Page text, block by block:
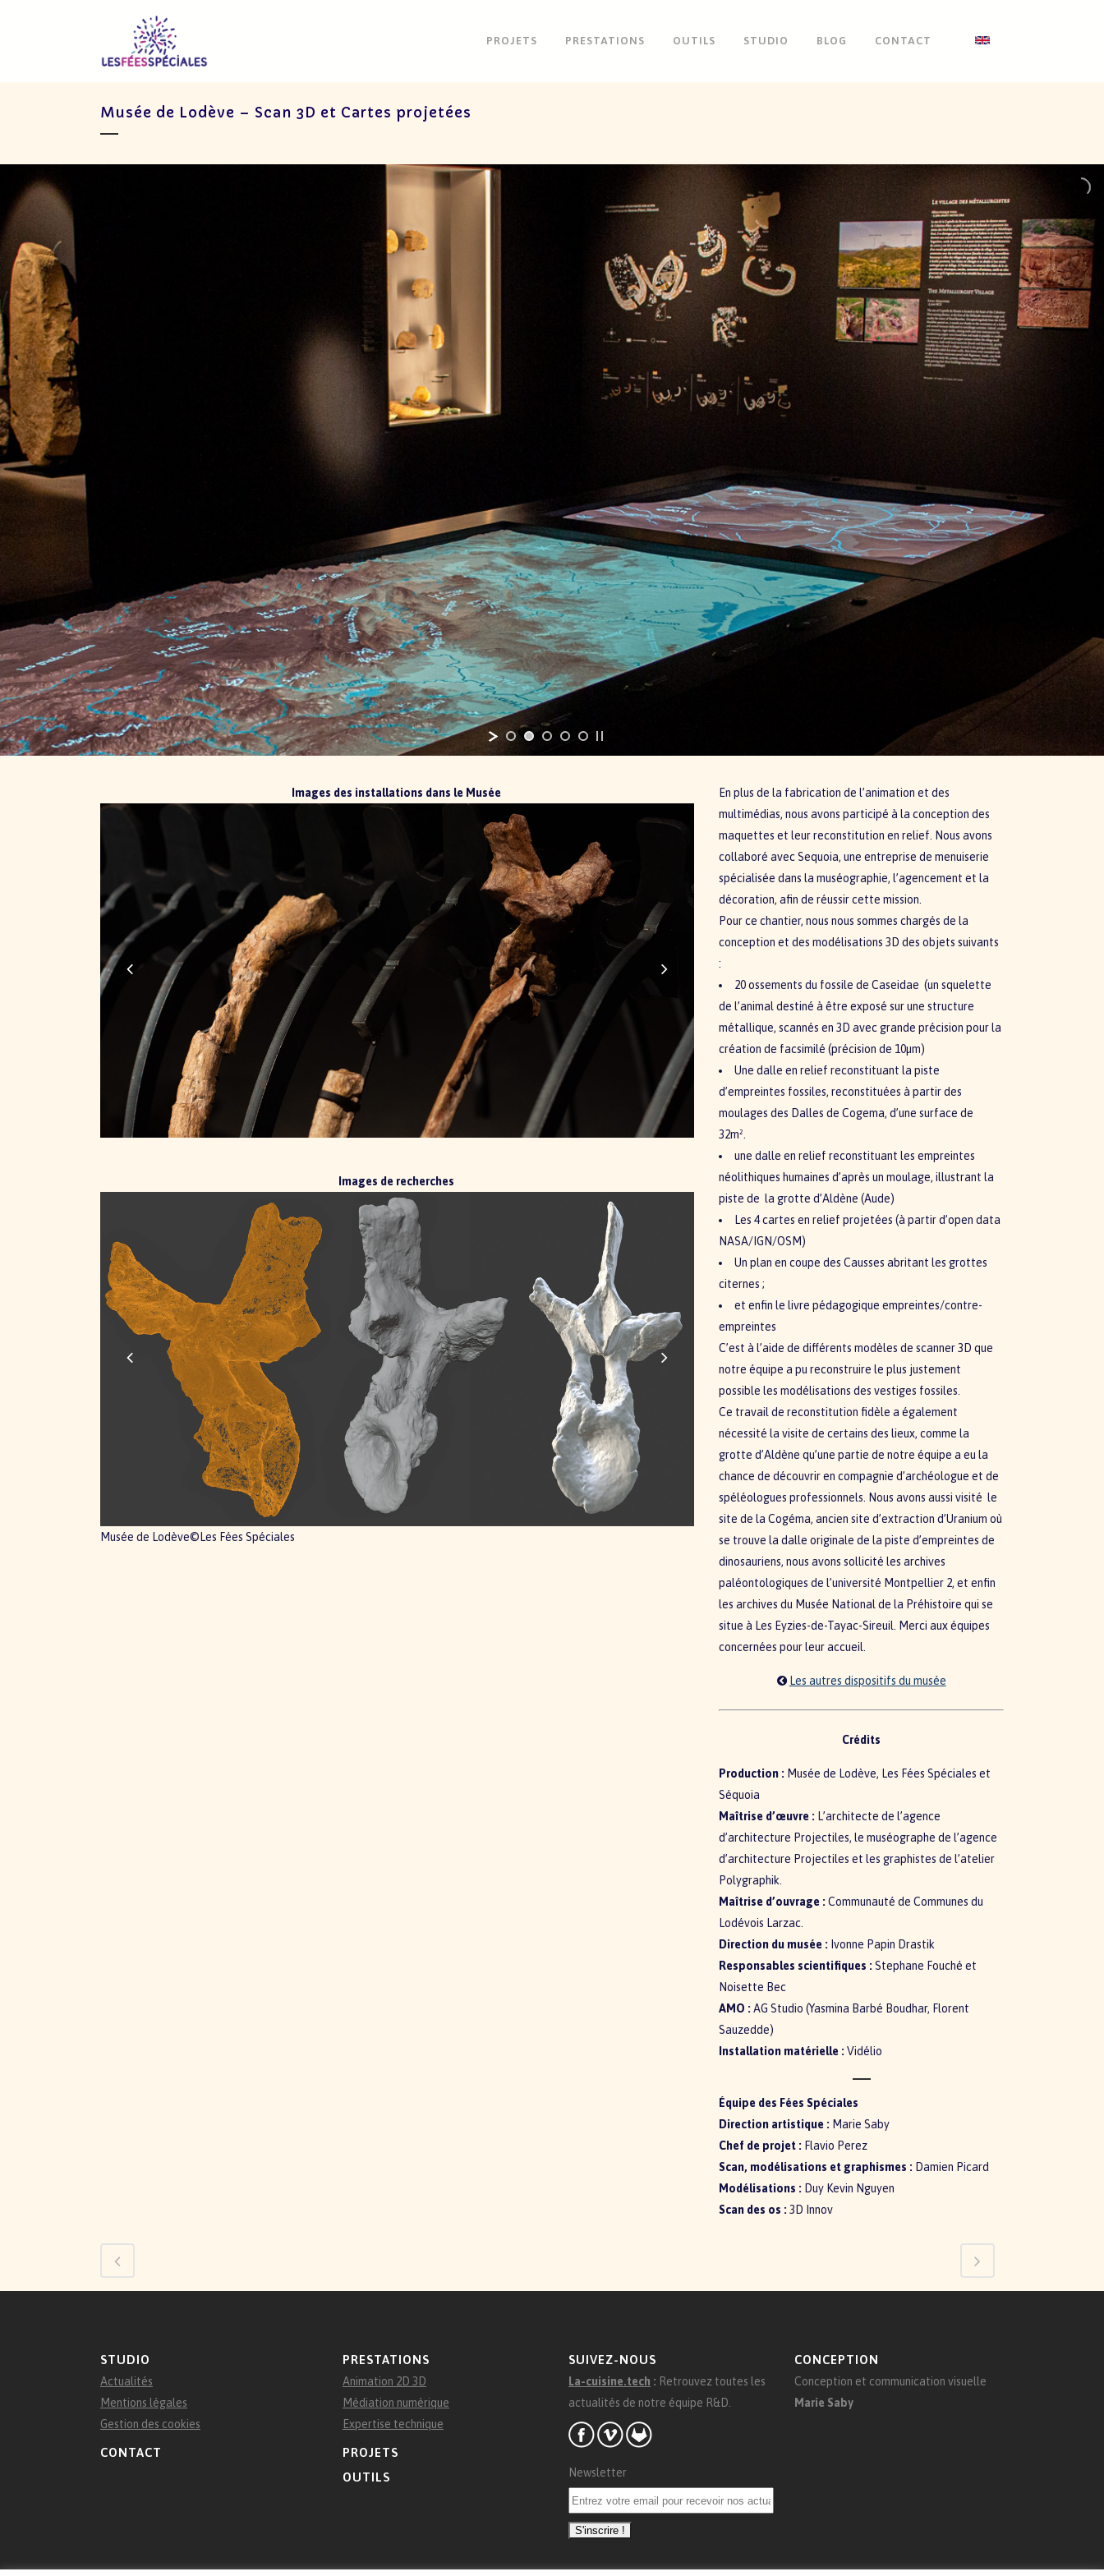
PROJETS PRESTATIONS OUTILS STUDIO BLOG CONTACT
Musée de Lodève – Scan 3D et Cartes projetées
Images des installations dans le Musée
Images de recherches
Musée de Lodève©Les Fées Spéciales
En plus de la fabrication de l’animation et des
multimédias, nous avons participé à la conception des
maquettes et leur reconstitution en relief. Nous avons
collaboré avec Sequoia, une entreprise de menuiserie
spécialisée dans la muséographie, l’agencement et la
décoration, afin de réussir cette mission.
Pour ce chantier, nous nous sommes chargés de la
conception et des modélisations 3D des objets suivants
:
20 ossements du fossile de Caseidae (un squelette
de l’animal destiné à être exposé sur une structure
métallique, scannés en 3D avec grande précision pour la
création de facsimilé (précision de 10µm)
Une dalle en relief reconstituant la piste
d’empreintes fossiles, reconstituées à partir des
moulages des Dalles de Cogema, d’une surface de
32m².
une dalle en relief reconstituant les empreintes
néolithiques humaines d’après un moulage, illustrant la
piste de la grotte d’Aldène (Aude)
Les 4 cartes en relief projetées (à partir d’open data
NASA/IGN/OSM)
Un plan en coupe des Causses abritant les grottes
citernes ;
et enfin le livre pédagogique empreintes/contre-
empreintes
C’est à l’aide de différents modèles de scanner 3D que
notre équipe a pu reconstruire le plus justement
possible les modélisations des vestiges fossiles.
Ce travail de reconstitution fidèle a également
nécessité la visite de certains des lieux, comme la
grotte d’Aldène qu’une partie de notre équipe a eu la
chance de découvrir en compagnie d’archéologue et de
spéléologues professionnels. Nous avons aussi visité le
site de la Cogéma, ancien site d’extraction d’Uranium où
se trouve la dalle originale de la piste d’empreintes de
dinosauriens, nous avons sollicité les archives
paléontologiques de l’université Montpellier 2, et enfin
les archives du Musée National de la Préhistoire qui se
situe à Les Eyzies-de-Tayac-Sireuil. Merci aux équipes
concernées pour leur accueil.
Les autres dispositifs du musée
Crédits
Production : Musée de Lodève, Les Fées Spéciales et
Séquoia
Maîtrise d’œuvre : L’architecte de l’agence
d’architecture Projectiles, le muséographe de l’agence
d’architecture Projectiles et les graphistes de l’atelier
Polygraphik.
Maîtrise d’ouvrage : Communauté de Communes du
Lodévois Larzac.
Direction du musée : Ivonne Papin Drastik
Responsables scientifiques :Stephane Fouché et
Noisette Bec
AMO : AG Studio (Yasmina Barbé Boudhar, Florent
Sauzedde)
Installation matérielle : Vidélio
Équipe des Fées Spéciales
Direction artistique : Marie Saby
Chef de projet : Flavio Perez
Scan, modélisations et graphismes : Damien Picard
Modélisations : Duy Kevin Nguyen
Scan des os : 3D Innov
STUDIO
Actualités
Mentions légales
Gestion des cookies
CONTACT
PRESTATIONS
Animation 2D 3D
Médiation numérique
Expertise technique
PROJETS
OUTILS
SUIVEZ-NOUS
La-cuisine.tech : Retrouvez toutes les
actualités de notre équipe R&D.
Newsletter
CONCEPTION
Conception et communication visuelle
Marie Saby